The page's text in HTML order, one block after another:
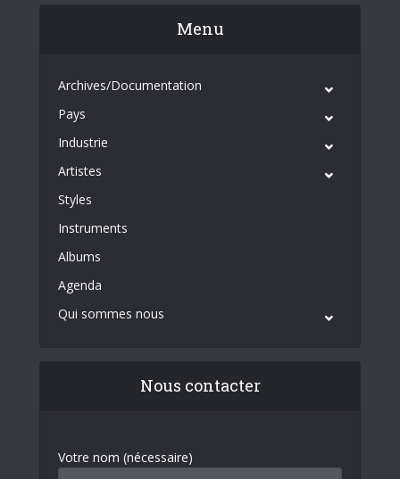
Menu
Archives/Documentation
Pays
Industrie
Artistes
Styles
Instruments
Albums
Agenda
Qui sommes nous
Nous contacter
Votre nom (nécessaire)